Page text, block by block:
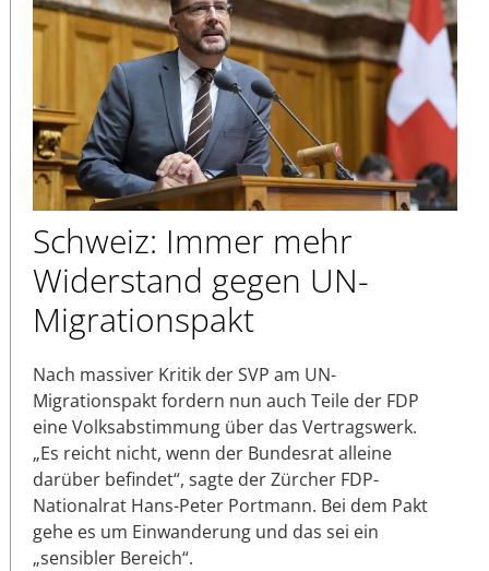
Schweiz: Immer mehr
Widerstand gegen UN-
Migrationspakt
Nach massiver Kritik der SVP am UN-
Migrationspakt fordern nun auch Teile der FDP
eine Volksabstimmung über das Vertragswerk.
„Es reicht nicht, wenn der Bundesrat alleine
darüber befindet“, sagte der Zürcher FDP-
Nationalrat Hans-Peter Portmann. Bei dem Pakt
gehe es um Einwanderung und das sei ein
„sensibler Bereich“.